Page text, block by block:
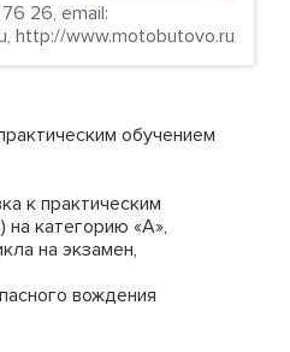
26, email:
http://www.motobutovo.ru
обучением
к практическим
категорию «А»,
на экзамен,
вождения